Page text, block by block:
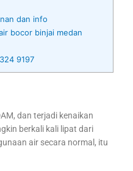
dan info
bocor binjai medan
9197
dan terjadi kenaikan
berkali kali lipat dari
air secara normal, itu